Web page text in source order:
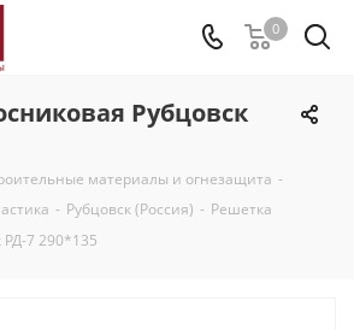
0
Рубцовск
материалы и огнезащита -
- Рубцовск (Россия) - Решетка
РД-7 290*135